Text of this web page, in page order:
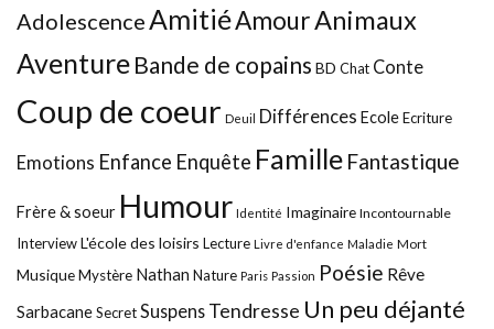
Adolescence AmitiéAmourAnimaux
Aventure Bande de copains BD Chat Conte
Coup de coeur Deuil Différences EcoleEcriture
Emotions Enfance Enquête Famille Fantastique
Frère & soeur Humour Identité Imaginaire Incontournable
InterviewL'école des loisirs Lecture Livre d'enfance Maladie Mort
MusiqueMystère Nathan Nature Paris Passion Poésie Rêve
SarbacaneSecret Suspens Tendresse Un peu déjanté